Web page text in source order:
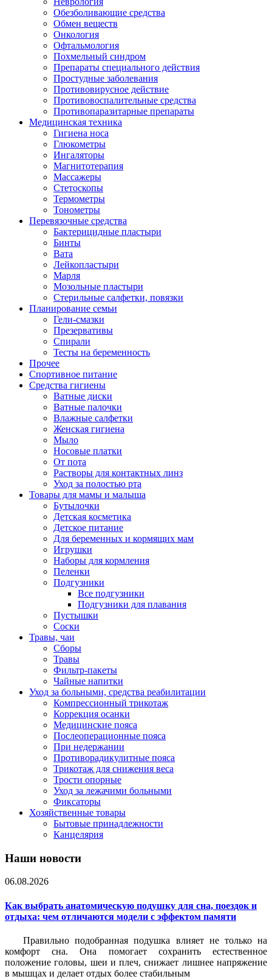
Обезболивающие средства
Обмен веществ
Онкология
Офтальмология
Похмельный синдром
Препараты специального действия
Простудные заболевания
Противовирусное действие
Противовоспалительные средства
Противопаразитарные препараты
Медицинская техника
Гигиена носа
Глюкометры
Ингаляторы
Магнитотерапия
Массажеры
Стетоскопы
Термометры
Тонометры
Перевязочные средства
Бактерицидные пластыри
Бинты
Вата
Лейкопластыри
Марля
Мозольные пластыри
Стерильные салфетки, повязки
Планирование семьи
Гели-смазки
Презервативы
Спирали
Тесты на беременность
Прочее
Спортивное питание
Средства гигиены
Ватные диски
Ватные палочки
Влажные салфетки
Женская гигиена
Мыло
Носовые платки
От пота
Растворы для контактных линз
Уход за полостью рта
Товары для мамы и малыша
Бутылочки
Детская косметика
Детское питание
Для беременных и кормящих мам
Игрушки
Наборы для кормления
Пеленки
Подгузники
Все подгузники
Подгузники для плавания
Пустышки
Соски
Травы, чаи
Сборы
Травы
Фильтр-пакеты
Чайные напитки
Уход за больными, средства реабилитации
Компрессионный трикотаж
Коррекция осанки
Медицинские пояса
Послеоперационные пояса
При недержании
Противорадикулитные пояса
Трикотаж для снижения веса
Трости опорные
Уход за лежачими больными
Фиксаторы
Хозяйственные товары
Бытовые принадлежности
Канцелярия
Наши новости
06.08.2026
Как выбрать анатомическую подушку для сна, поездок и
отдыха: чем отличаются модели с эффектом памяти
Правильно подобранная подушка влияет не только на
комфорт сна. Она помогает сохранить естественное
положение головы, шеи и плеч, снижает лишнее напряжение
в мышцах и делает отдых более стабильным